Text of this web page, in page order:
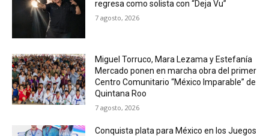
regresa como solista con “Deja Vu”
7 agosto, 2026
Miguel Torruco, Mara Lezama y Estefanía
Mercado ponen en marcha obra del primer
Centro Comunitario “México Imparable” de
Quintana Roo
7 agosto, 2026
Conquista plata para México en los Juegos